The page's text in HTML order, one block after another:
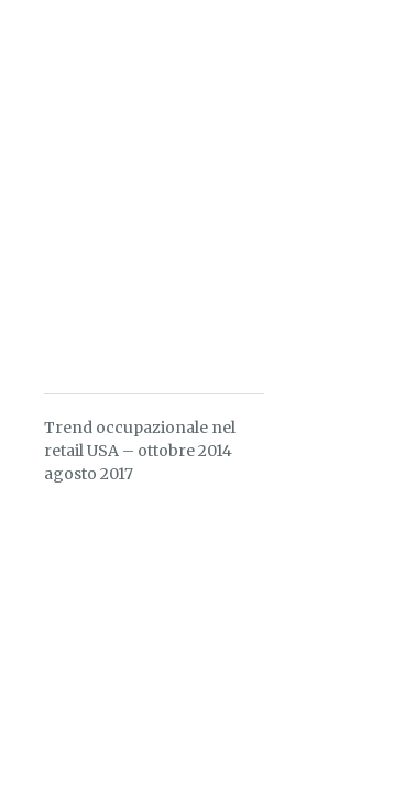
Trend occupazionale nel
retail USA – ottobre 2014
agosto 2017